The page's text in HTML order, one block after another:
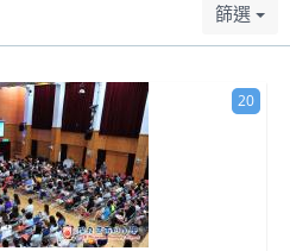
篩選
20